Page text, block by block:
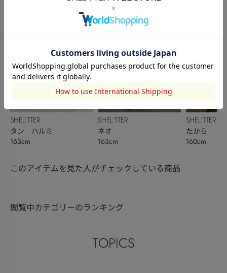
SHEL’TTER
タン ハルミ
163cm
SHEL’TTER
ネオ
163cm
SHEL’TTER
たから
160cm
このアイテムを見た人がチェックしている商品
閲覧中カテゴリーのランキング
TOPICS